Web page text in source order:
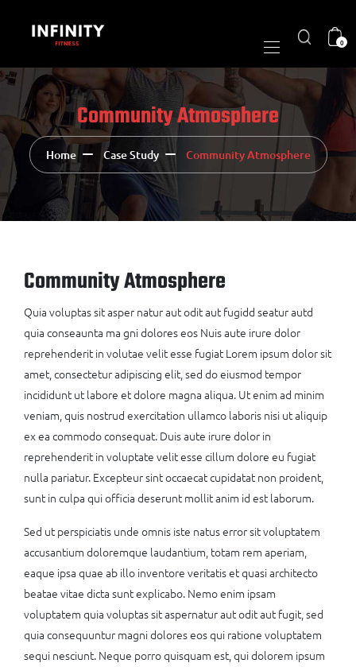
0
Community Atmosphere
Home Case Study Community Atmosphere
Community Atmosphere
Quia voluptas sit asper natur aut odit aut fugidd seatur autd
quia conseaunta ma gni dolores eos Nuis aute irure dolor
reprehenderit in volutae velit esse fugiat Lorem ipsum dolor sit
amet, consectetur adipiscing elit, sed do eiusmod tempor
incididunt ut labore et dolore magna aliqua. Ut enim ad minim
veniam, quis nostrud exercitation ullamco laboris nisi ut aliquip
ex ea commodo consequat. Duis aute irure dolor in
reprehenderit in voluptate velit esse cillum dolore eu fugiat
nulla pariatur. Excepteur sint occaecat cupidatat non proident,
sunt in culpa qui officia deserunt mollit anim id est laborum.
Sed ut perspiciatis unde omnis iste natus error sit voluptatem
accusantium doloremque laudantium, totam rem aperiam,
eaque ipsa quae ab illo inventore veritatis et quasi architecto
beatae vitae dicta sunt explicabo. Nemo enim ipsam
voluptatem quia voluptas sit aspernatur aut odit aut fugit, sed
quia consequuntur magni dolores eos qui ratione voluptatem
sequi nesciunt. Neque porro quisquam est, qui dolorem ipsum